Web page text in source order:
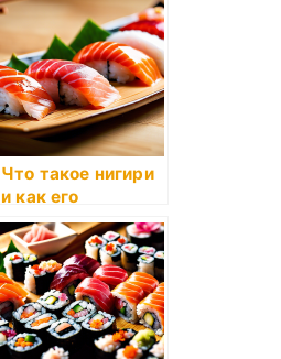
шарика)?
Что такое нигири
и как его
правильно есть?